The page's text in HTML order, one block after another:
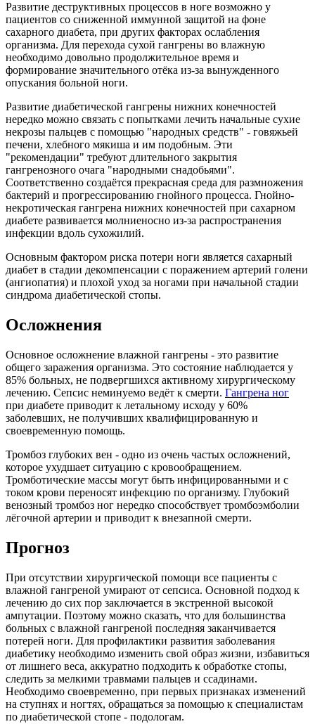
Развитие деструктивных процессов в ноге возможно у
пациентов со сниженной иммунной защитой на фоне
сахарного диабета, при других факторах ослабления
организма. Для перехода сухой гангрены во влажную
необходимо довольно продолжительное время и
формирование значительного отёка из-за вынужденного
опускания больной ноги.
Развитие диабетической гангрены нижних конечностей
нередко можно связать с попытками лечить начальные сухие
некрозы пальцев с помощью "народных средств" - говяжьей
печени, хлебного мякиша и им подобным. Эти
"рекомендации" требуют длительного закрытия
гангренозного очага "народными снадобьями".
Соответственно создаётся прекрасная среда для размножения
бактерий и прогрессированию гнойного процесса. Гнойно-
некротическая гангрена нижних конечностей при сахарном
диабете развивается молниеносно из-за распространения
инфекции вдоль сухожилий.
Основным фактором риска потери ноги является сахарный
диабет в стадии декомпенсации с поражением артерий голени
(ангиопатия) и плохой уход за ногами при начальной стадии
синдрома диабетической стопы.
Осложнения
Основное осложнение влажной гангрены - это развитие
общего заражения организма. Это состояние наблюдается у
85% больных, не подвергшихся активному хирургическому
лечению. Сепсис неминуемо ведёт к смерти. Гангрена ног
при диабете приводит к летальному исходу у 60%
заболевших, не получивших квалифицированную и
своевременную помощь.
Тромбоз глубоких вен - одно из очень частых осложнений,
которое ухудшает ситуацию с кровообращением.
Тромботические массы могут быть инфицированными и с
током крови переносят инфекцию по организму. Глубокий
венозный тромбоз ног нередко способствует тромбоэмболии
лёгочной артерии и приводит к внезапной смерти.
Прогноз
При отсутствии хирургической помощи все пациенты с
влажной гангреной умирают от сепсиса. Основной подход к
лечению до сих пор заключается в экстренной высокой
ампутации. Поэтому можно сказать, что для большинства
больных с влажной гангреной последняя заканчивается
потерей ноги. Для профилактики развития заболевания
диабетику необходимо изменить свой образ жизни, избавиться
от лишнего веса, аккуратно подходить к обработке стопы,
следить за мелкими травмами пальцев и ссадинами.
Необходимо своевременно, при первых признаках изменений
на ступнях и ногтях, обращаться за помощью к специалистам
по диабетической стопе - подологам.